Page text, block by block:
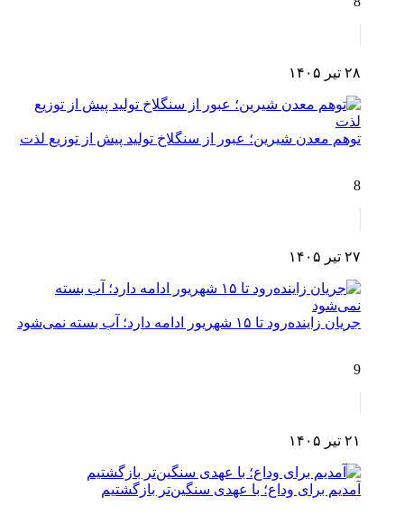
۲۸ تیر ۱۴۰۵
توهم معدن شیرین؛ عبور از سنگلاخ تولید پیش از توزیع لذت
8
۲۷ تیر ۱۴۰۵
جریان زاینده‌رود تا ۱۵ شهریور ادامه دارد؛ آب بسته نمی‌شود
9
۲۱ تیر ۱۴۰۵
آمدیم برای وداع؛ با عهدی سنگین‌تر بازگشتیم